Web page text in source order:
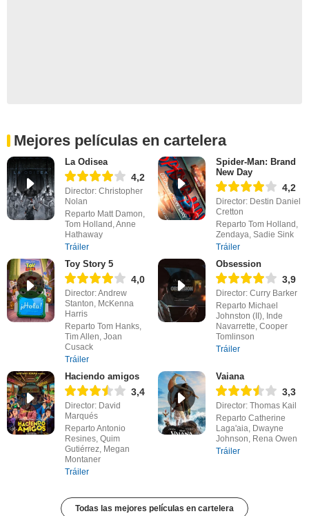
Mejores películas en cartelera
La Odisea
4,2
Director: Christopher
Nolan
Reparto Matt Damon,
Tom Holland, Anne
Hathaway
Tráiler
Spider-Man: Brand
New Day
4,2
Director: Destin Daniel
Cretton
Reparto Tom Holland,
Zendaya, Sadie Sink
Tráiler
Toy Story 5
4,0
Director: Andrew
Stanton, McKenna
Harris
Reparto Tom Hanks,
Tim Allen, Joan
Cusack
Tráiler
Obsession
3,9
Director: Curry Barker
Reparto Michael
Johnston (II), Inde
Navarrette, Cooper
Tomlinson
Tráiler
Haciendo amigos
3,4
Director: David
Marqués
Reparto Antonio
Resines, Quim
Gutiérrez, Megan
Montaner
Tráiler
Vaiana
3,3
Director: Thomas Kail
Reparto Catherine
Laga'aia, Dwayne
Johnson, Rena Owen
Tráiler
Todas las mejores películas en cartelera